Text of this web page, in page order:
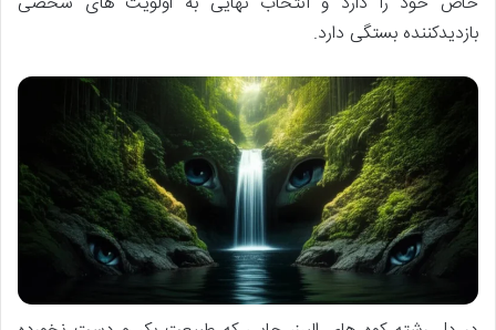
بازدیدکننده بستگی دارد.